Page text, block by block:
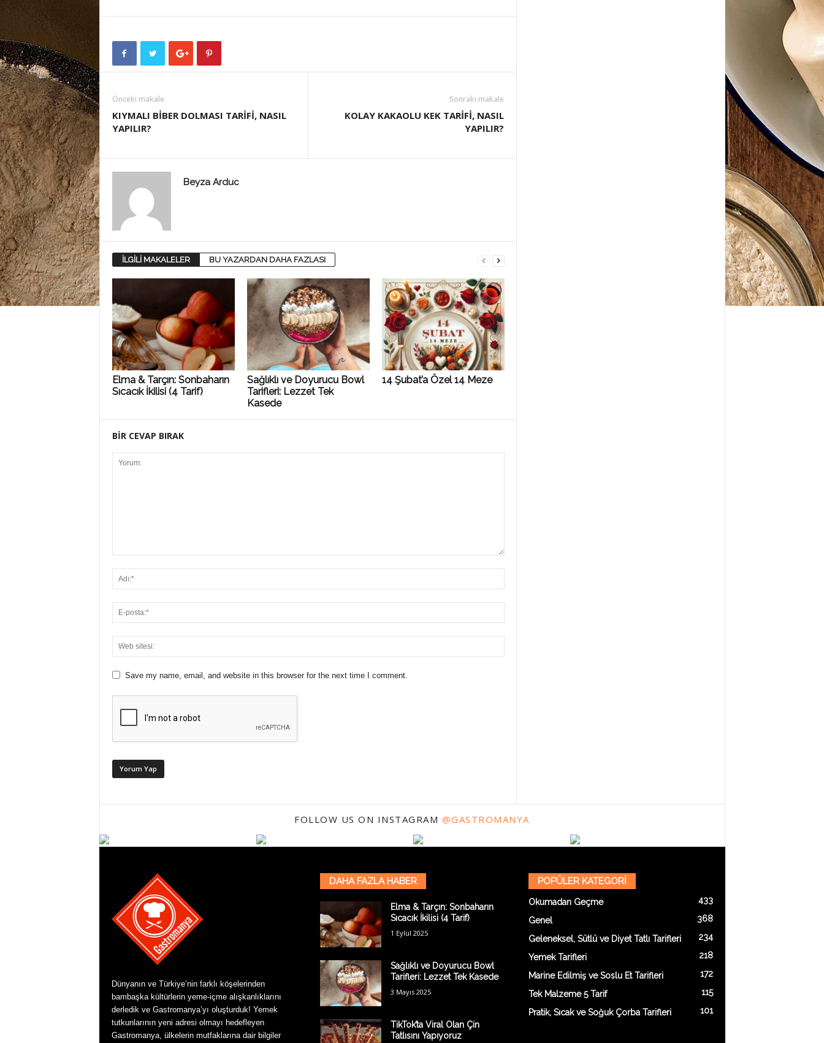
Önceki makale
KIYMALI BİBER DOLMASI TARİFİ, NASIL
YAPILIR?
Sonraki makale
KOLAY KAKAOLU KEK TARİFİ, NASIL
YAPILIR?
Beyza Arduc
İLGİLİ MAKALELER BU YAZARDAN DAHA FAZLASI
Elma & Tarçın: Sonbaharın
Sıcacık İkilisi (4 Tarif)
Sağlıklı ve Doyurucu Bowl
Tarifleri: Lezzet Tek
Kasede
14 Şubat’a Özel 14 Meze
BİR CEVAP BIRAK
Save my name, email, and website in this browser for the next time I comment.
FOLLOW US ON INSTAGRAM @GASTROMANYA
Dünyanın ve Türkiye’nin farklı köşelerinden
bambaşka kültürlerin yeme-içme alışkanlıklarını
derledik ve Gastromanya’yı oluşturduk! Yemek
tutkunlarının yeni adresi olmayı hedefleyen
Gastromanya, ülkelerin mutfaklarına dair bilgiler
DAHA FAZLA HABER
Elma & Tarçın: Sonbaharın
Sıcacık İkilisi (4 Tarif)
1 Eylül 2025
Sağlıklı ve Doyurucu Bowl
Tarifleri: Lezzet Tek Kasede
3 Mayıs 2025
TikTok’ta Viral Olan Çin
Tatlısını Yapıyoruz
POPÜLER KATEGORİ
Okumadan Geçme 433
Genel 368
Geleneksel, Sütlü ve Diyet Tatlı Tarifleri 234
Yemek Tarifleri 218
Marine Edilmiş ve Soslu Et Tarifleri 172
Tek Malzeme 5 Tarif 115
Pratik, Sıcak ve Soğuk Çorba Tarifleri 101